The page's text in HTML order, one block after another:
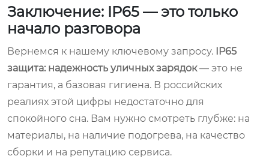
Заключение: IP65 — это только
начало разговора
Вернемся к нашему ключевому запросу. IP65
защита: надежность уличных зарядок— это не
гарантия, а базовая гигиена. В российских
реалиях этой цифры недостаточно для
спокойного сна. Вам нужно смотреть глубже: на
материалы, на наличие подогрева, на качество
сборки и на репутацию сервиса.